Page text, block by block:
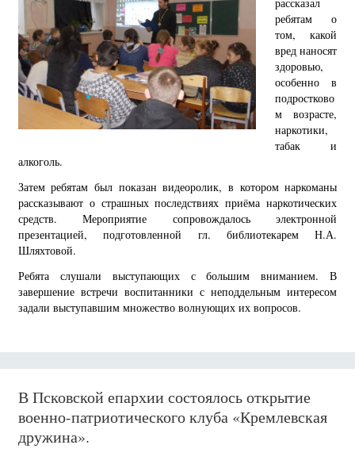
рассказал
ребятам о
том, какой
вред наносят
здоровью,
особенно в
подростково
м возрасте,
наркотики,
табак и
алкоголь.
Затем ребятам был показан видеоролик, в котором наркоманы
рассказывают о страшных последствиях приёма наркотических
средств. Мероприятие сопровождалось электронной
презентацией, подготовленной гл. библиотекарем Н.А.
Шляхтовой.
Ребята слушали выступающих с большим вниманием. В
завершение встречи воспитанники с неподдельным интересом
задали выступавшим множество волнующих их вопросов.
В Псковской епархии состоялось открытие
военно-патриотического клуба «Кремлевская
дружина».